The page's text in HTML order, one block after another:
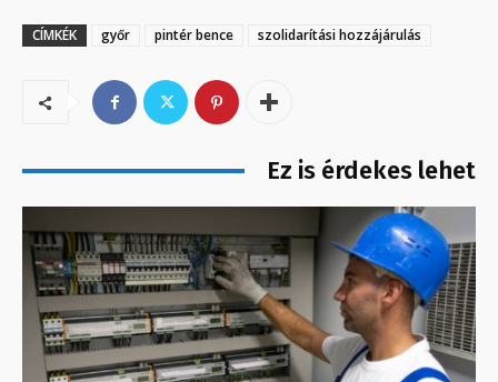
CÍMKÉK győr pintér bence szolidarítási hozzájárulás
Ez is érdekes lehet